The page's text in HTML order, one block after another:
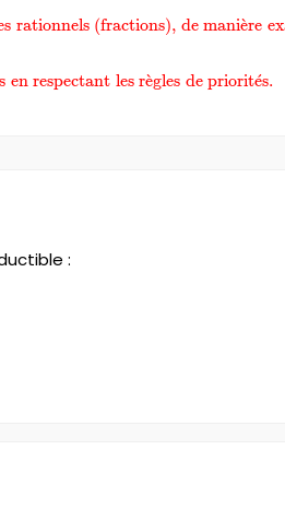
rationnels (fractions), de manie
ˋre
en respectant les re
ˋgles de priorite
ˊs.
: